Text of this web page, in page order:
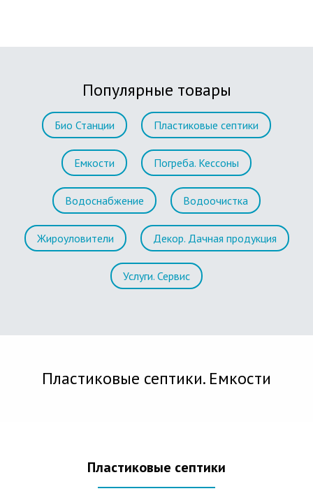
Популярные товары
Био Станции Пластиковые септики
Емкости Погреба. Кессоны
Водоснабжение Водоочистка
Жироуловители Декор. Дачная продукция
Услуги. Сервис
Пластиковые септики. Емкости
Пластиковые септики